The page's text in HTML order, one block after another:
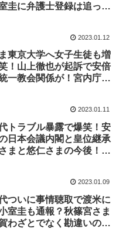
圭に弁護士登録は追っか
2023.01.12
東京大学へ女子生徒も増
！山上徹也が起訴で安倍
一教会関係が！宮内庁秋
2023.01.11
トラブル暴露で爆笑！安
日本会議内閣と皇位継承
まと悠仁さまの今後！小
2023.01.09
ついに事情聴取で渡米に
室圭も通報？秋篠宮さま
わざとでなく勘違いの証